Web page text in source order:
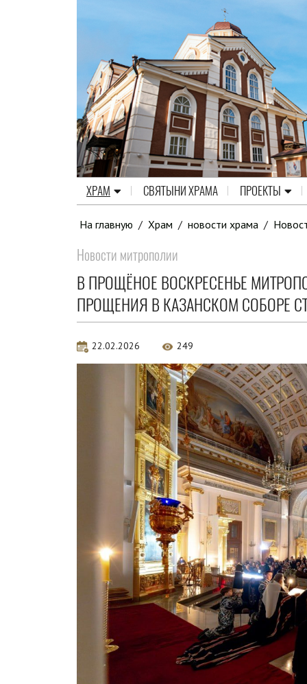
ХРАМ СВЯТЫНИ ХРАМА ПРОЕКТЫ
На главную / Храм / новости храма /
Новости митрополии
В ПРОЩЁНОЕ ВОСКРЕСЕНЬЕ
ПРОЩЕНИЯ В КАЗАНСКОМ СОБОРЕ
22.02.2026 249